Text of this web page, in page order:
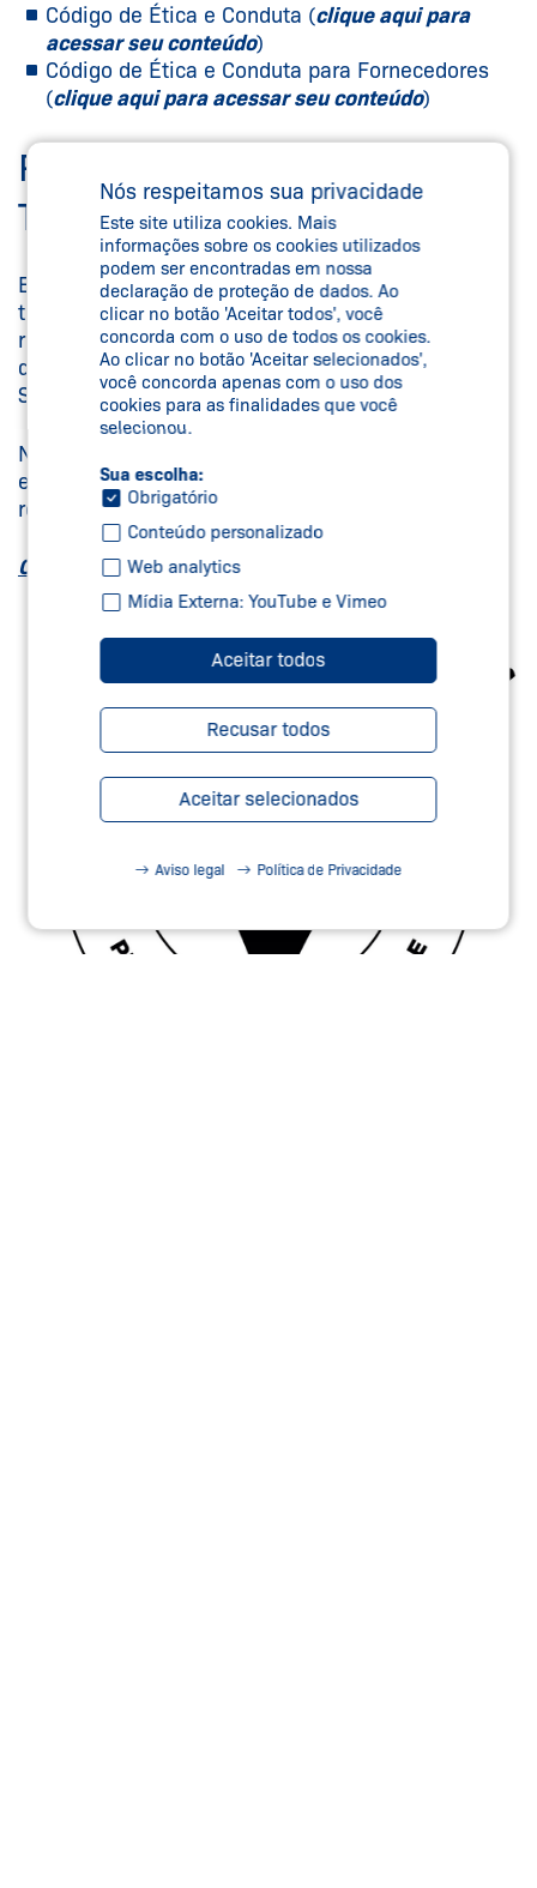
Código de Ética e Conduta (clique aqui para
acessar seu conteúdo)
Código de Ética e Conduta para Fornecedores
(clique aqui para acessar seu conteúdo)
RELATÓRIO DE
TRANSPARÊNCIA SALARIAL
Em observância à Lei nº 14.611 de 2023, que
trata sobre a igualdade salarial e critérios
remuneratórios entre homens e mulheres,
divulgamos nosso Relatório de Transparência
Salarial, emitido pelo Ministério do Trabalho.
Na busca de práticas que fomentem a diversidade
e inclusão em nossa organização, a Schmersal
reforça seu compromisso.
Clique aqui para visualizar o relatório.
Nós respeitamos sua privacidade
Este site utiliza cookies. Mais
informações sobre os cookies utilizados
podem ser encontradas em nossa
declaração de proteção de dados. Ao
clicar no botão 'Aceitar todos', você
concorda com o uso de todos os cookies.
Ao clicar no botão 'Aceitar selecionados',
você concorda apenas com o uso dos
cookies para as finalidades que você
selecionou.
Sua escolha:
Obrigatório
Conteúdo personalizado
Web analytics
Mídia Externa: YouTube e Vimeo
Aceitar todos
Recusar todos
Aceitar selecionados
Aviso legal Política de Privacidade